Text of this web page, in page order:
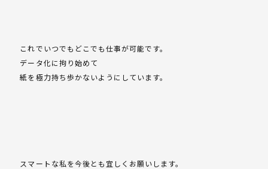
これでいつでもどこでも仕事が可能です。
データ化に拘り始めて
紙を極力持ち歩かないようにしています。
スマートな私を今後とも宜しくお願いします。